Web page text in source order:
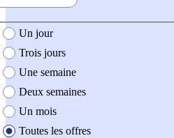
création de l'offre
Un jour
Trois jours
Une semaine
Deux semaines
Un mois
Toutes les offres